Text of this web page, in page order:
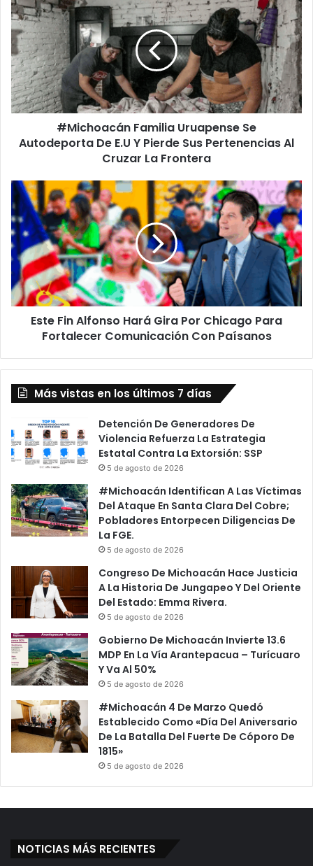
Familia
Uruapense
Se
Autodeporta
De
E.U
Y
Pierde
Pertenencias
#Michoacán Familia Uruapense Se
Autodeporta De E.U Y Pierde Sus Pertenencias Al
Cruzar La Frontera
Este
Fin
Alfonso
Hará
Gira
Por
Chicago
Para
Fortalecer
Comunicación Con Paísanos
Este Fin Alfonso Hará Gira Por Chicago Para
Fortalecer Comunicación Con Paísanos
Más vistas en los últimos 7 días
Detención De Generadores De
Violencia Refuerza La Estrategia
Estatal Contra La Extorsión: SSP
5 de agosto de 2026
#Michoacán Identifican A Las Víctimas
Del Ataque En Santa Clara Del Cobre;
Pobladores Entorpecen Diligencias De
La FGE.
5 de agosto de 2026
Congreso De Michoacán Hace Justicia
A La Historia De Jungapeo Y Del Oriente
Del Estado: Emma Rivera.
5 de agosto de 2026
Gobierno De Michoacán Invierte 13.6
MDP En La Vía Arantepacua – Turícuaro
Y Va Al 50%
5 de agosto de 2026
#Michoacán 4 De Marzo Quedó
Establecido Como «Día Del Aniversario
De La Batalla Del Fuerte De Cóporo De
1815»
5 de agosto de 2026
NOTICIAS MÁS RECIENTES